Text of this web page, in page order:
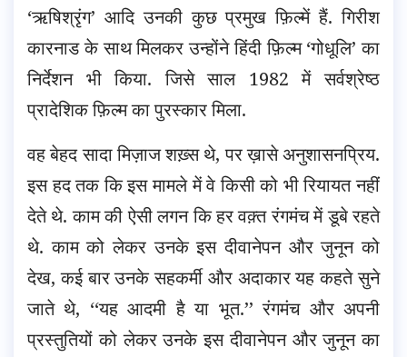
‘ऋषिश्रृंग’ आदि उनकी कुछ प्रमुख फ़िल्में हैं. गिरीश
कारनाड के साथ मिलकर उन्होंने हिंदी फ़िल्म ‘गोधूलि’ का
निर्देशन भी किया. जिसे साल 1982 में सर्वश्रेष्ठ
प्रादेशिक फ़िल्म का पुरस्कार मिला.
वह बेहद सादा मिज़ाज शख़्स थे, पर ख़ासे अनुशासनप्रिय.
इस हद तक कि इस मामले में वे किसी को भी रियायत नहीं
देते थे. काम की ऐसी लगन कि हर वक़्त रंगमंच में डूबे रहते
थे. काम को लेकर उनके इस दीवानेपन और जुनून को
देख, कई बार उनके सहकर्मी और अदाकार यह कहते सुने
जाते थे, ‘‘यह आदमी है या भूत.’’ रंगमंच और अपनी
प्रस्तुतियों को लेकर उनके इस दीवानेपन और जुनून का